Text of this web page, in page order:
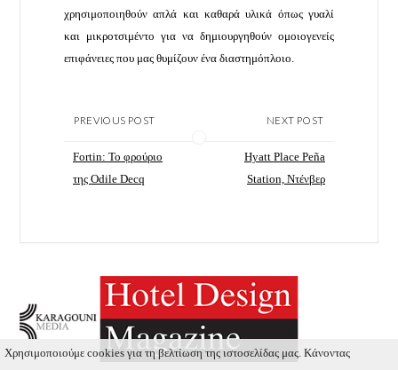
χρησιμοποιηθούν απλά και καθαρά υλικά όπως γυαλί
και μικροτσιμέντο για να δημιουργηθούν ομοιογενείς
επιφάνειες που μας θυμίζουν ένα διαστημόπλοιο.
PREVIOUS POST
Fortin: Το φρούριο
της Odile Decq
NEXT POST
Hyatt Place Peña
Station, Ντένβερ
Χρησιμοποιούμε cookies για τη βελτίωση της ιστοσελίδας μας. Κάνοντας